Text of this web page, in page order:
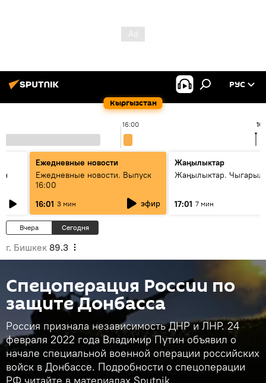
Кыргызстан
РУС
16:00
Ежедневные новости
Ежедневные новости. Выпуск
16:00
16:01 3 мин эфир
Жаңылыктар
Жаңылыктар.
17:01 7 мин
Вчера Сегодня
г. Бишкек 89.3
Спецоперация России по
защите Донбасса
Россия признала независимость ДНР и ЛНР. 24
февраля 2022 года Владимир Путин объявил о
начале специальной военной операции российских
войск в Донбассе. Подробности о спецоперации